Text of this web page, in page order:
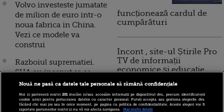
Volvo investeste jumatate
de milion de euro intr-o
noua fabrica in China.
Vezi ce modele va
construi
Razboiul suprematiei.
SUA au inceput sa se
gandeasca serios: "Cand
va ajunge China o
SUPERPUTERE?"
funcționează cardul de
cumpărături
Incont , site-ul Știrile Pro
TV de informații
economice și educație
10 reguli pentru decizii
Nouă ne pasă ca datele tale personale să rămână confidențiale
Noi și partenerii noștri201stocăm și/sau accesăm informații pe dispozitivul dvs., precum identificatorii
cookie unici pentru prelucrarea datelor cu caracter personal. Puteți accepta sau gestiona alegerile dvs.
făcând clic mai jos sau în orice moment, pe pagina cu politica de confidențialitate. Aceste alegeri vor fi
raportate partenerilor noștri și nu vă vor afecta navigarea.
Mai multe detalii